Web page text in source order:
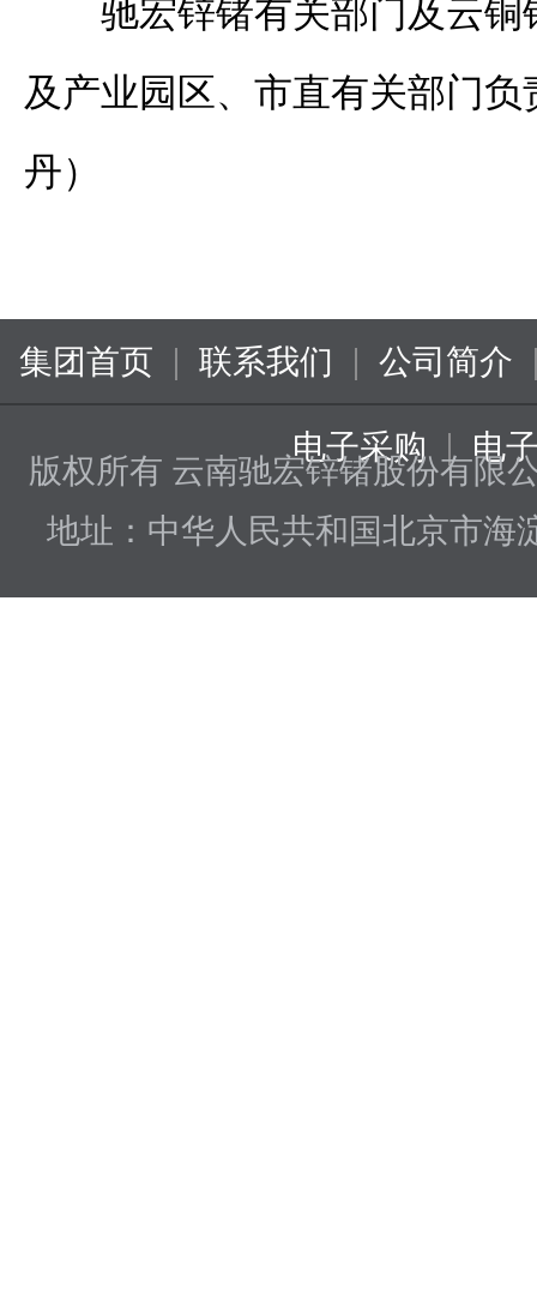
驰宏锌锗有关部门及云
及产业园区、市直有关部门
丹）
集团首页 | 联系我们 | 公司简介
电子采购 | 电
版权所有 云南驰宏锌锗股份有限
地址：中华人民共和国北京市海